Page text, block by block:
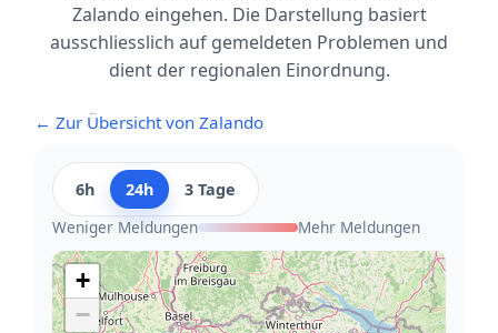
Zalando eingehen. Die Darstellung basiert
ausschliesslich auf gemeldeten Problemen und
dient der regionalen Einordnung.
← Zur Übersicht von Zalando
6h 24h
3 Tage
Weniger Meldungen
Mehr Meldungen
+
−